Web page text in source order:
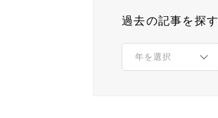
過去の記事を探す